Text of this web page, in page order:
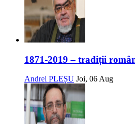
1871-2019 – tradiții
Andrei PLEȘU Joi, 06 Aug